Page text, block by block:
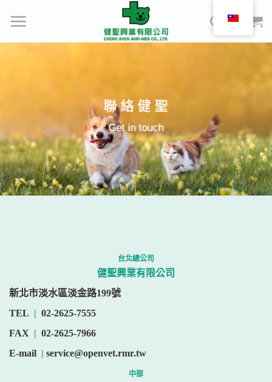
聯 絡 健 聖
Get in touch
聯 絡 健 聖
Get in touch
台北總公司
健聖興業有限公司
新北市淡水區淡金路199號
TEL | 02-2625-7555
FAX | 02-2625-7966
E-mail | service@openvet.rmr.tw
中部